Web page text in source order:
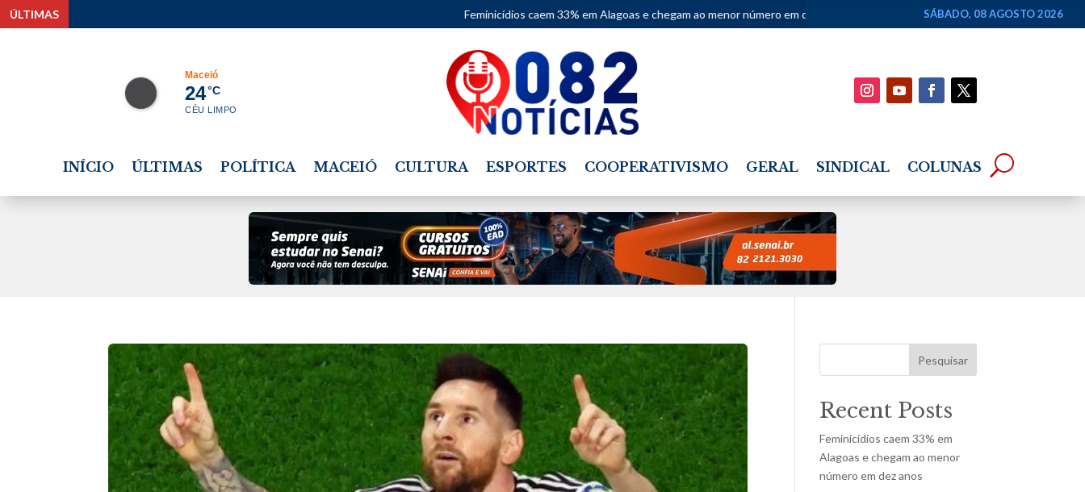
ÚLTIMAS Feminicídios caem 33% em Alagoas e chegam ao menor número em dez anos Justiça Federal devolve à Justiça Estadual
SÁBADO, 08 AGOSTO 2026
Maceió
24°C
CÉU LIMPO
INÍCIO ÚLTIMAS POLÍTICA MACEIÓ CULTURA ESPORTES COOPERATIVISMO GERAL SINDICAL COLUNAS
Pesquisar
Recent Posts
Feminicídios caem 33% em
Alagoas e chegam ao menor
número em dez anos